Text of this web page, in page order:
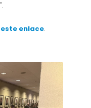
este enlace.